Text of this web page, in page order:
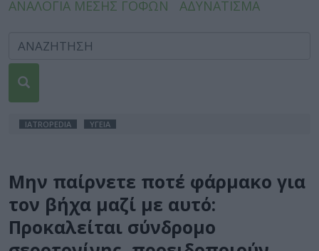
ΑΝΑΛΟΓΙΑ ΜΕΣΗΣ ΓΟΦΩΝ
ΑΔΥΝΑΤΙΣΜΑ
IATROPEDIA ΥΓΕΙΑ
Μην παίρνετε ποτέ φάρμακο για
τον βήχα μαζί με αυτό:
Προκαλείται σύνδρομο